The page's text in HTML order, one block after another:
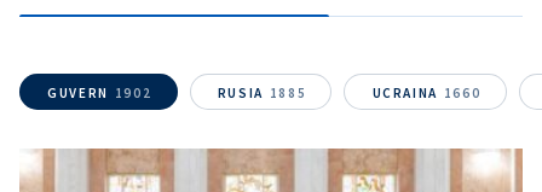
GUVERN 1902 RUSIA 1885 UCRAINA 1660